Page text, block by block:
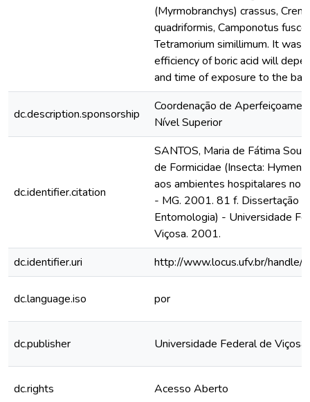
(Myrmobranchys) crassus,
quadriformis, Camponotus
Tetramorium simillimum. It was
efficiency of boric acid will
and time of exposure to the
dc.description.sponsorship
Coordenação de
Nível Superior
dc.identifier.citation
SANTOS, Maria de Fátima
de Formicidae (Insecta:
aos ambientes hospitalares no
- MG. 2001. 81 f. Dissertação
Entomologia) - Universidade
Viçosa. 2001.
dc.identifier.uri
http://www.locus.ufv.br/
dc.language.iso por
dc.publisher Universidade Federal de Viçosa
dc.rights Acesso Aberto